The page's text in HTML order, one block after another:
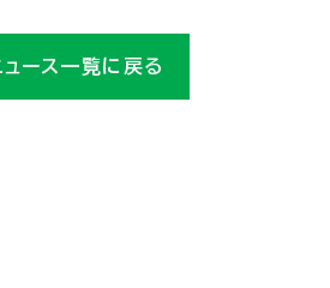
ュース一覧に戻る